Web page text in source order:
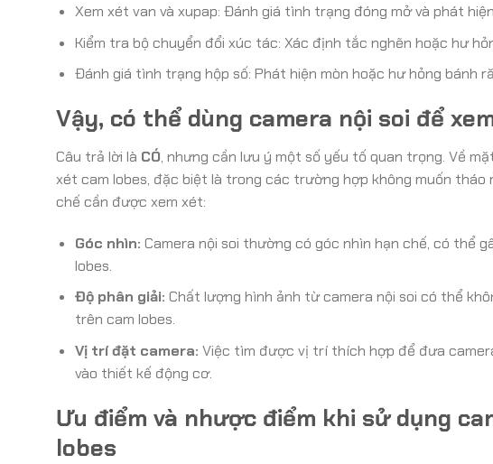
Xem xét van và xupap: Đánh giá tình trạng đóng mở và phát
Kiểm tra bộ chuyển đổi xúc tác: Xác định tắc nghẽn hoặc hư
Đánh giá tình trạng hộp số: Phát hiện mòn hoặc hư hỏng bánh
Vậy, có thể dùng camera nội soi để
Câu trả lời là CÓ, nhưng cần lưu ý một số yếu tố quan trọng. Về
xét cam lobes, đặc biệt là trong các trường hợp không muốn tháo
chế cần được xem xét:
Góc nhìn: Camera nội soi thường có góc nhìn hạn chế, có thể
lobes.
Độ phân giải: Chất lượng hình ảnh từ camera nội soi có thể
trên cam lobes.
Vị trí đặt camera: Việc tìm được vị trí thích hợp để đưa
vào thiết kế động cơ.
Ưu điểm và nhược điểm khi sử dụng
lobes